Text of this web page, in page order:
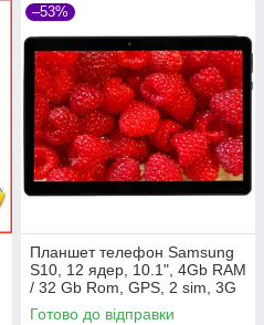
–53%
Планшет телефон Samsung
S10, 12 ядер, 10.1", 4Gb RAM
/ 32 Gb Rom, GPS, 2 sim, 3G
Готово до відправки